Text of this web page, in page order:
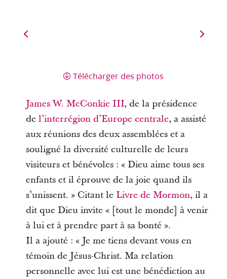
Télécharger des photos
James W. McConkie III, de la présidence
de l’interrégion d’Europe centrale, a assisté
aux réunions des deux assemblées et a
souligné la diversité culturelle de leurs
visiteurs et bénévoles : « Dieu aime tous ses
enfants et il éprouve de la joie quand ils
s’unissent. » Citant le Livre de Mormon, il a
dit que Dieu invite « [tout le monde] à venir
à lui et à prendre part à sa bonté ».
Il a ajouté : « Je me tiens devant vous en
témoin de Jésus-Christ. Ma relation
personnelle avec lui est une bénédiction au